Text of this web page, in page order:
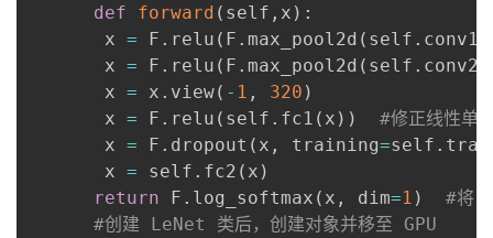
def
forward ( self , x ) :
       x
= F . relu ( F . max_pool2d ( self . conv1
       x
= F . relu ( F . max_pool2d ( self .
       x
= x . view( - 1 , 320 )
       x
= F . relu ( self . fc1 ( x ) )
#修正线性单
       x
= F . dropout ( x , training=self .
       x
= self . fc2 ( x )
return F . log_softmax ( x , dim=1 )
#将
#创建 LeNet 类后，创建对象并移至 GPU